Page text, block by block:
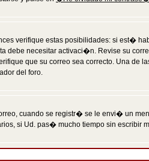
verifique estas posibilidades: si est�
necesitar activaci�n. Revise su
que su correo sea correcto. Una
del foro.
cuando se registr� se le envi� un
si Ud. pas� mucho tiempo sin